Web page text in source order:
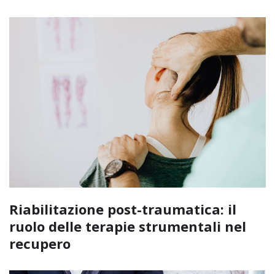
Riabilitazione post-traumatica: il
ruolo delle terapie strumentali nel
recupero